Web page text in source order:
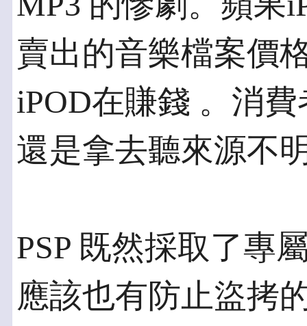
賣出的音樂檔案價
iPOD在賺錢 。消
還是拿去聽來源不
PSP 既然採取了專
應該也有防止盜拷